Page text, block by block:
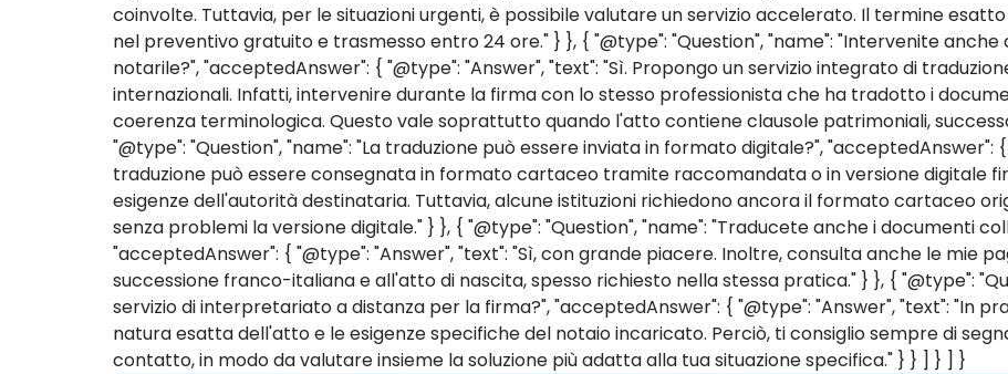
coinvolte. Tuttavia, per le situazioni urgenti, è possibile valutare un servizio accelerato. Il termine
nel preventivo gratuito e trasmesso entro 24 ore." } }, { "@type": "Question", "name": "Intervenite
notarile?", "acceptedAnswer": { "@type": "Answer", "text": "Sì. Propongo un servizio integrato di
internazionali. Infatti, intervenire durante la firma con lo stesso professionista che ha tradotto i
coerenza terminologica. Questo vale soprattutto quando l'atto contiene clausole patrimoniali,
"@type": "Question", "name": "La traduzione può essere inviata in formato digitale?", "acceptedAnswer":
traduzione può essere consegnata in formato cartaceo tramite raccomandata o in versione digitale
esigenze dell'autorità destinataria. Tuttavia, alcune istituzioni richiedono ancora il formato cartaceo
senza problemi la versione digitale." } }, { "@type": "Question", "name": "Traducete anche i documenti
"acceptedAnswer": { "@type": "Answer", "text": "Sì, con grande piacere. Inoltre, consulta anche le mie
successione franco-italiana e all'atto di nascita, spesso richiesto nella stessa pratica." } }, { "@type":
servizio di interpretariato a distanza per la firma?", "acceptedAnswer": { "@type": "Answer", "text": "In
natura esatta dell'atto e le esigenze specifiche del notaio incaricato. Perciò, ti consiglio sempre di
contatto, in modo da valutare insieme la soluzione più adatta alla tua situazione specifica." } } ] } ] }